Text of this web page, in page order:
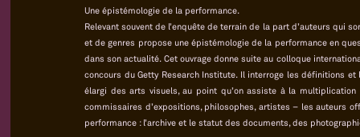
Une épistémologie de la performance.
Relevant souvent de l’enquête de terrain de la part d’auteurs qui
et de genres propose une épistémologie de la performance en
dans son actualité. Cet ouvrage donne suite au colloque
concours du Getty Research Institute. Il interroge les définitions
élargi des arts visuels, au point qu’on assiste à la
commissaires d’expositions, philosophes, artistes – les auteurs
performance : l’archive et le statut des documents, des